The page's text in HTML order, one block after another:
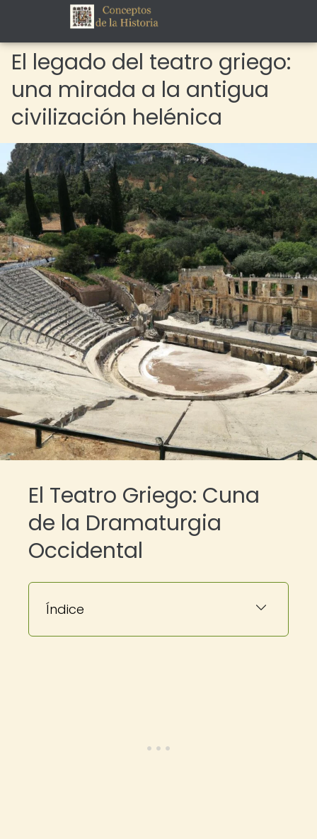
El legado del teatro griego:
una mirada a la antigua
civilización helénica
El Teatro Griego: Cuna
de la Dramaturgia
Occidental
Índice